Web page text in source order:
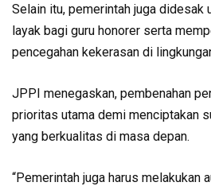
Selain itu, pemerintah juga didesak
layak bagi guru honorer serta
pencegahan kekerasan di
JPPI menegaskan, pembenahan
prioritas utama demi menciptakan
yang berkualitas di masa depan.
“Pemerintah juga harus melakukan